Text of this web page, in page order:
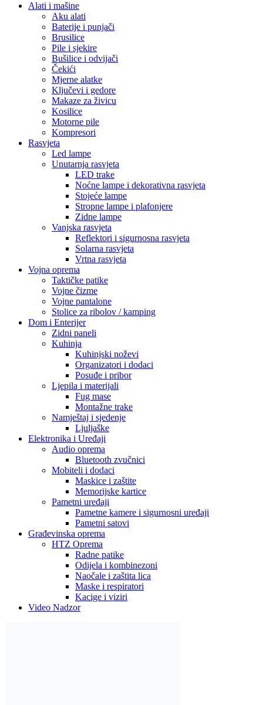
Alati i mašine
Aku alati
Baterije i punjači
Brusilice
Pile i sjekire
Bušilice i odvijači
Čekići
Mjerne alatke
Ključevi i gedore
Makaze za živicu
Kosilice
Motorne pile
Kompresori
Rasvjeta
Led lampe
Unutarnja rasvjeta
LED trake
Noćne lampe i dekorativna rasvjeta
Stojeće lampe
Stropne lampe i plafonjere
Zidne lampe
Vanjska rasvjeta
Reflektori i sigurnosna rasvjeta
Solarna rasvjeta
Vrtna rasvjeta
Vojna oprema
Taktičke patike
Vojne čizme
Vojne pantalone
Stolice za ribolov / kamping
Dom i Enterijer
Zidni paneli
Kuhinja
Kuhinjski noževi
Organizatori i dodaci
Posuđe i pribor
Ljepila i materijali
Fug mase
Montažne trake
Namještaj i sjedenje
Ljuljaške
Elektronika i Uređaji
Audio oprema
Bluetooth zvučnici
Mobiteli i dodaci
Maskice i zaštite
Memorijske kartice
Pametni uređaji
Pametne kamere i sigurnosni uređaji
Pametni satovi
Građevinska oprema
HTZ Oprema
Radne patike
Odijela i kombinezoni
Naočale i zaštita lica
Maske i respiratori
Kacige i viziri
Video Nadzor